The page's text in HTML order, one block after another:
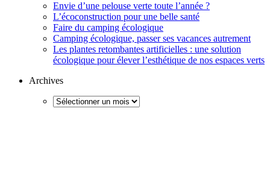
Envie d’une pelouse verte toute l’année ?
L’écoconstruction pour une belle santé
Faire du camping écologique
Camping écologique, passer ses vacances autrement
Les plantes retombantes artificielles : une solution
écologique pour élever l’esthétique de nos espaces verts
Archives